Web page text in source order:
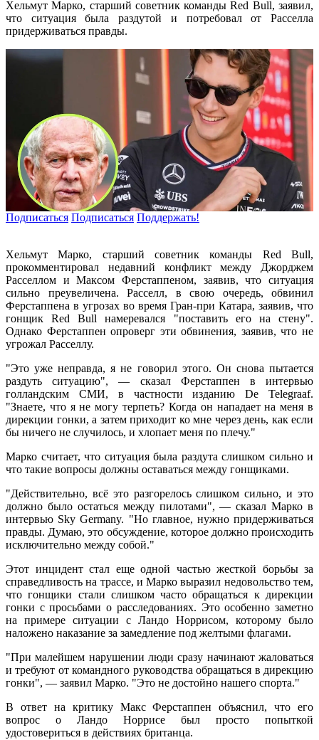
Хельмут Марко, старший советник команды Red Bull, заявил,
что ситуация была раздутой и потребовал от Расселла
придерживаться правды.
Подписаться Подписаться Поддержать!
Хельмут Марко, старший советник команды Red Bull,
прокомментировал недавний конфликт между Джорджем
Расселлом и Максом Ферстаппеном, заявив, что ситуация
сильно преувеличена. Расселл, в свою очередь, обвинил
Ферстаппена в угрозах во время Гран-при Катара, заявив, что
гонщик Red Bull намеревался "поставить его на стену".
Однако Ферстаппен опроверг эти обвинения, заявив, что не
угрожал Расселлу.
"Это уже неправда, я не говорил этого. Он снова пытается
раздуть ситуацию", — сказал Ферстаппен в интервью
голландским СМИ, в частности изданию De Telegraaf.
"Знаете, что я не могу терпеть? Когда он нападает на меня в
дирекции гонки, а затем приходит ко мне через день, как если
бы ничего не случилось, и хлопает меня по плечу."
Марко считает, что ситуация была раздута слишком сильно и
что такие вопросы должны оставаться между гонщиками.
"Действительно, всё это разгорелось слишком сильно, и это
должно было остаться между пилотами", — сказал Марко в
интервью Sky Germany. "Но главное, нужно придерживаться
правды. Думаю, это обсуждение, которое должно происходить
исключительно между собой."
Этот инцидент стал еще одной частью жесткой борьбы за
справедливость на трассе, и Марко выразил недовольство тем,
что гонщики стали слишком часто обращаться к дирекции
гонки с просьбами о расследованиях. Это особенно заметно
на примере ситуации с Ландо Норрисом, которому было
наложено наказание за замедление под желтыми флагами.
"При малейшем нарушении люди сразу начинают жаловаться
и требуют от командного руководства обращаться в дирекцию
гонки", — заявил Марко. "Это не достойно нашего спорта."
В ответ на критику Макс Ферстаппен объяснил, что его
вопрос о Ландо Норрисе был просто попыткой
удостовериться в действиях британца.